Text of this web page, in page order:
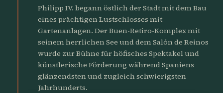
Philipp IV. begann östlich der Stadt mit dem Bau
eines prächtigen Lustschlosses mit
Gartenanlagen. Der Buen-Retiro-Komplex mit
seinem herrlichen See und dem Salón de Reinos
wurde zur Bühne für höfisches Spektakel und
künstlerische Förderung während Spaniens
glänzendsten und zugleich schwierigsten
Jahrhunderts.